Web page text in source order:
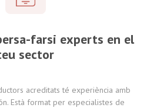
farsi experts en el
sector
acreditats té experiència amb
. Està format per especialistes de